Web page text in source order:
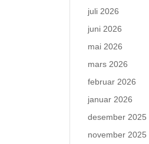
juli 2026
juni 2026
mai 2026
mars 2026
februar 2026
januar 2026
desember 2025
november 2025